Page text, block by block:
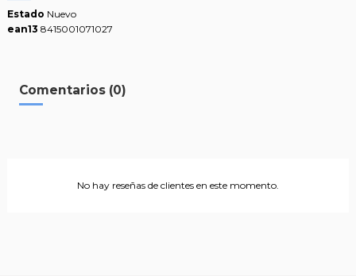
Estado Nuevo
ean13 8415001071027
Comentarios (0)
No hay reseñas de clientes en este momento.